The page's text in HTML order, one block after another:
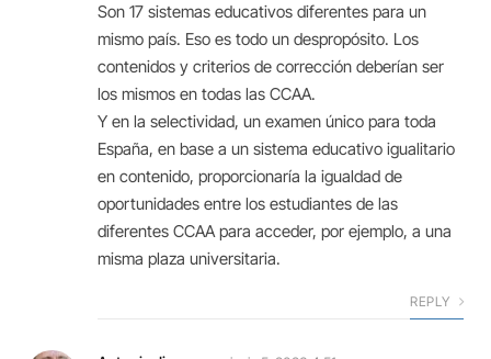
Son 17 sistemas educativos diferentes para un
mismo país. Eso es todo un despropósito. Los
contenidos y criterios de corrección deberían ser
los mismos en todas las CCAA.
Y en la selectividad, un examen único para toda
España, en base a un sistema educativo igualitario
en contenido, proporcionaría la igualdad de
oportunidades entre los estudiantes de las
diferentes CCAA para acceder, por ejemplo, a una
misma plaza universitaria.
REPLY